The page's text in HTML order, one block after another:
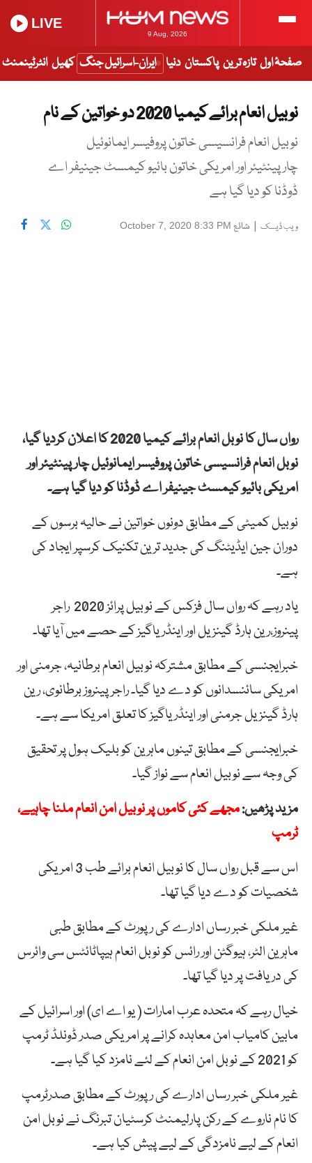
9 Aug, 2026
LIVE
صفحۂ اول تازہ ترین پاکستان دنیا ایران-اسرائیل جنگ کھیل انٹرٹینمنٹ
نوبیل انعام برائے کیمیا 2020 دو خواتین کے نام
نوبیل انعام فرانسیسی خاتون پروفیسر ایمانوئیل
چارپینٹیئر اور امریکی خاتون بائیو کیمسٹ جینیفر اے
ڈوڈنا کو دیا گیا ہے
ویب ڈیسک | شائع October 7, 2020 8:33 PM
رواں سال کا نوبل انعام برائے کیمیا 2020 کا اعلان کردیا گیا،
نوبل انعام فرانسیسی خاتون پروفیسر ایمانوئیل چارپینٹیئر اور
امریکی بائیو کیمسٹ جینیفر اے ڈوڈنا کو دیا گیا ہے۔
نوبیل کمیٹی کے مطابق دونوں خواتین نے حالیہ برسوں کے
دوران جین ایڈیٹنگ کی جدید ترین تکنیک کرسپر ایجاد کی
ہے۔
یاد رہے کہ رواں سال فزکس کے نوبیل پرائز 2020 راجر
پینروز،رین ہارڈ گینزیل اور اینڈریاگیز کے حصے میں آیا تھا۔
خبرایجنسی کے مطابق مشترکہ نوبیل انعام برطانیہ، جرمنی اور
امریکی سائنسدانوں کو دے دیا گیا۔ راجر پینروز برطانوی، رین
ہارڈ گینزیل جرمنی اور اینڈریاگیز کا تعلق امریکا سے ہے۔
خبرایجنسی کے مطابق تینوں ماہرین کو بلیک ہول پر تحقیق
کی وجہ سے نوبیل انعام سے نواز گیا۔
مزید پڑھیں:مجھے کئی کاموں پر نوبیل امن انعام ملنا چاہیے،
ٹرمپ
اس سے قبل رواں سال کا نوبیل انعام برائے طب 3 امریکی
شخصیات کو دے دیا گیا تھا۔
غیر ملکی خبر رساں ادارے کی رپورٹ کے مطابق طبی
ماہرین ‎‏الٹر، ہیوگٹن اور رائس کو نوبل انعام ہیپاٹائٹس سی وائرس
کی دریافت پر دیا گیا تھا۔
خیال رہے کہ متحدہ عرب امارات ( یو اے ای) اور اسرائیل کے
مابین کامیاب امن معاہدہ کرانے پر امریکی صدر ڈونلڈ ٹرمپ
کو 2021 کے نوبل امن انعام کے لئے نامزد کیا گیا ہے۔
غیر ملکی خبر رساں ادارے کی رپورٹ کے مطابق صدرٹرمپ
کا نام ناروے کے رکن پارلیمنٹ کرسٹیان تبرنگ نے نوبل امن
انعام کے لیے نامزدگی کے لیے پیش کیا ہے۔